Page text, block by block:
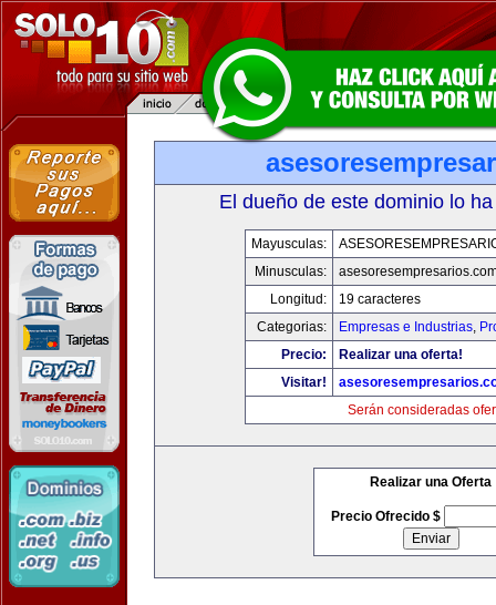
El dueño de este dominio lo
Mayusculas:
Minusculas:
Longitud:
19 caracteres
Categorias:
Empresas e Industrias,
Precio:
Realizar una oferta!
Visitar!
Serán consideradas
Realizar una Oferta
Precio Ofrecido $